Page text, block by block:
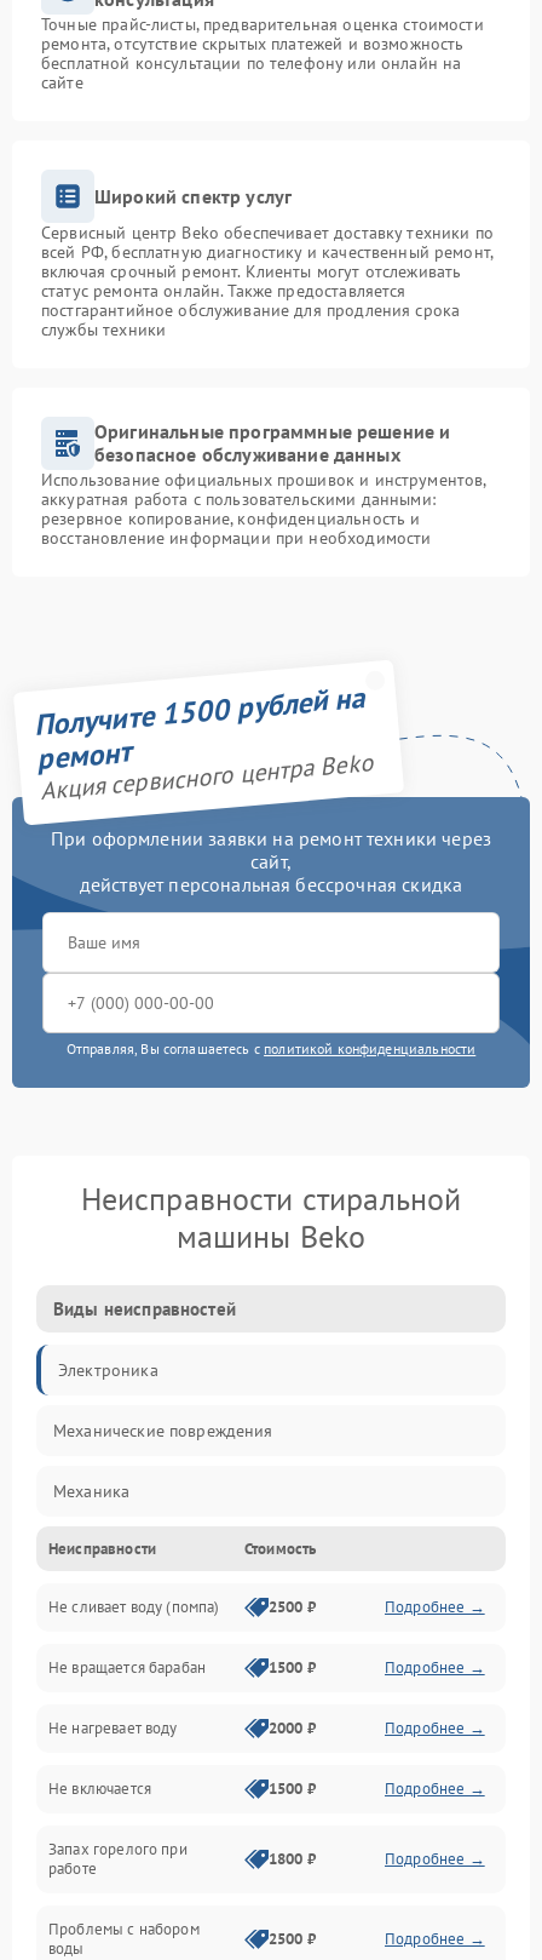
Точные прайс-листы, предварительная оценка стоимости
ремонта, отсутствие скрытых платежей и возможность
бесплатной консультации по телефону или онлайн на
сайте
Широкий спектр услуг
Сервисный центр Beko обеспечивает доставку техники по
всей РФ, бесплатную диагностику и качественный ремонт,
включая срочный ремонт. Клиенты могут отслеживать
статус ремонта онлайн. Также предоставляется
постгарантийное обслуживание для продления срока
службы техники
Оригинальные программные решение и
безопасное обслуживание данных
Использование официальных прошивок и инструментов,
аккуратная работа с пользовательскими данными:
резервное копирование, конфиденциальность и
восстановление информации при необходимости
Получите 1500 рублей на
ремонт
Акция сервисного центра Beko
При оформлении заявки на ремонт техники через
сайт,
действует персональная бессрочная скидка
Отправляя, Вы соглашаетесь с политикой конфиденциальности
Неисправности стиральной
машины Beko
Виды неисправностей
Электроника
Механические повреждения
Механика
Электропитание
Водоснабжение
Слив
Программное обеспечение
Неисправности Стоимость
Не сливает воду (помпа) 2500 ₽ Подробнее →
Не вращается барабан 1500 ₽ Подробнее →
Не нагревает воду 2000 ₽ Подробнее →
Не включается 1500 ₽ Подробнее →
Запах горелого при
работе
1800 ₽ Подробнее →
Проблемы с набором
воды
2500 ₽ Подробнее →